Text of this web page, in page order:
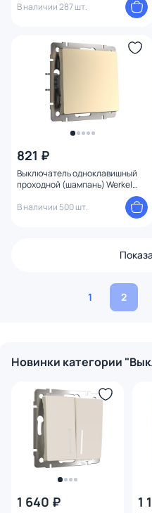
В наличии 287 шт.
821 ₽
Выключатель одноклавишный
проходной (шампань) Werkel
В наличии 500 шт.
1 2
Новинки категории
1 640 ₽ 1